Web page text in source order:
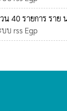
40 รายการ ราย
บ rss Egp